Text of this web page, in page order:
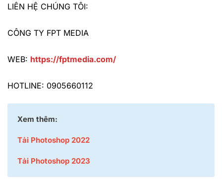
LIÊN HỆ CHÚNG TÔI:
CÔNG TY FPT MEDIA
WEB: https://fptmedia.com/
HOTLINE: 0905660112
Xem thêm:
Tải Photoshop 2022
Tải Photoshop 2023